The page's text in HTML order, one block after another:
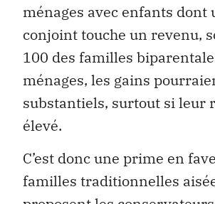
ménages avec enfants dont
conjoint touche un revenu,
100 des familles
ménages, les gains
substantiels, surtout si leur
élevé.
C’est donc une prime en
familles traditionnelles